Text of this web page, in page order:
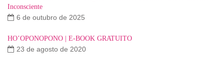
Inconsciente
6 de outubro de 2025
HO’OPONOPONO | E-BOOK GRATUITO
23 de agosto de 2020